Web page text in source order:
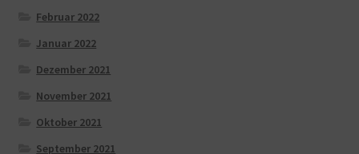
Februar 2022
Januar 2022
Dezember 2021
November 2021
Oktober 2021
September 2021